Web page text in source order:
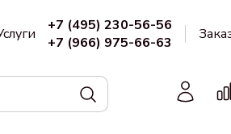
+7 (495) 230-56-56
+7 (966) 975-66-63